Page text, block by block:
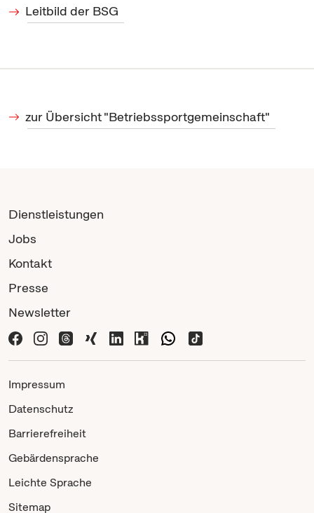
Leitbild der BSG
zur Übersicht "Betriebssportgemeinschaft"
Dienstleistungen
Jobs
Kontakt
Presse
Newsletter
Impressum
Datenschutz
Barrierefreiheit
Gebärdensprache
Leichte Sprache
Sitemap